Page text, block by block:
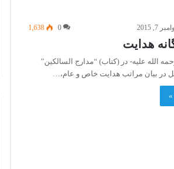
7, 2015
0
1,638
هدایت
الله علیه- در (کتاب) “مدارج السالکین”
در بیان مراتب هدایت خاص و عام،…
»